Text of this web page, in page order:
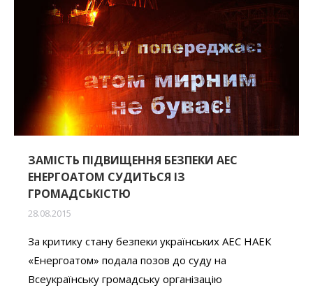
ЗАМІСТЬ ПІДВИЩЕННЯ БЕЗПЕКИ АЕС
ЕНЕРГОАТОМ СУДИТЬСЯ ІЗ
ГРОМАДСЬКІСТЮ
28.08.2015
За критику стану безпеки українських АЕС НАЕК
«Енергоатом» подала позов до суду на
Всеукраїнську громадську організацію